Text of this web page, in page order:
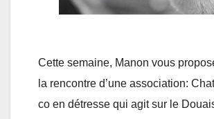
Cette semaine, Manon vous
la rencontre d’une association:
co en détresse qui agit sur le